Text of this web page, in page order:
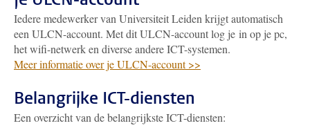
Iedere medewerker van Universiteit Leiden krijgt automatisch
een ULCN-account. Met dit ULCN-account log je in op je pc,
het wifi-netwerk en diverse andere ICT-systemen.
Meer informatie over je ULCN-account >>
Belangrijke ICT-diensten
Een overzicht van de belangrijkste ICT-diensten: